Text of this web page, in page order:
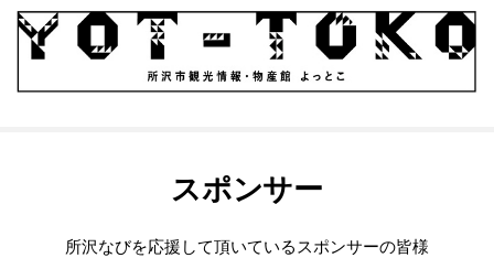
スポンサー
所沢なびを応援して頂いているスポンサーの皆様